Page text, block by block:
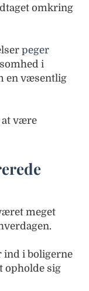
omkring
peger
i
en væsentlig
at være
meget
i boligerne
opholde sig